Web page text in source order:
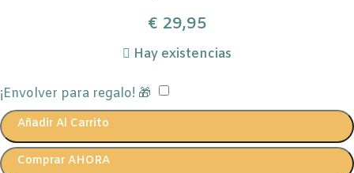
€29,95
Hay existencias
¡Envolver para regalo! 🎁
Añadir Al Carrito
Comprar AHORA